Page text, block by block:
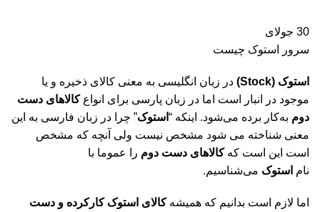
30 جولای
سرور استوک چیست
استوک (Stock)
در زبان انگلیسی به معنی کالای ذخیره و یا
موجود در انبار است اما در زبان پارسی برای انواعکالاهای دست
دوم به‌کار برده می‌شود. اینکه “ استوک” چرا در زبان فارسی به این
معنی شناخته می شود مشخص نیست ولی آنچه که مشخص
است این است که کالاهای دست دوم را عموما با
نام استوک می‌شناسیم.
اما لازم است بدانیم که همیشهکالای استوک کارکرده و دست